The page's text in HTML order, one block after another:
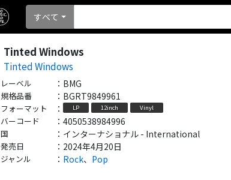
すべて
Tinted Windows
Tinted Windows
レーベル ： BMG
規格品番 ： BGRT9849961
フォーマット ： LP 12inch Vinyl
バーコード ： 4050538984996
国 ： インターナショナル - International
発売日 ： 2024年4月20日
ジャンル ： Rock、 Pop